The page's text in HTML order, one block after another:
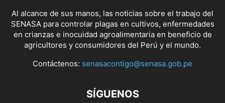
Al alcance de sus manos, las noticias sobre el trabajo del
SENASA para controlar plagas en cultivos, enfermedades
en crianzas e inocuidad agroalimentaria en beneficio de
agricultores y consumidores del Perú y el mundo.
Contáctenos: senasacontigo@senasa.gob.pe
SÍGUENOS